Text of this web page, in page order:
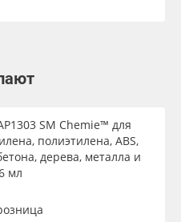
SM Chemie™ для
полиэтилена, ABS,
дерева, металла и
мл